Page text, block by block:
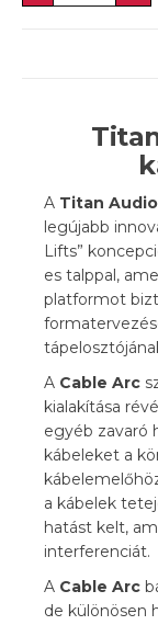
A Titan
legújabb
Lifts”
es talppal,
platformot
A Cable Arc
kialakítása
egyéb zavaró
kábeleket a
a kábelek
hatást kelt,
interferenciát.
A Cable Arc
de különösen